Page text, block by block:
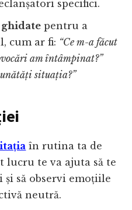
specifici.
ghidate pentru a
cum ar fi: “Ce m-a făcut
am întâmpinat?”
situația?”
în rutina ta de
lucru te va ajuta să te
și să observi emoțiile
neutră.